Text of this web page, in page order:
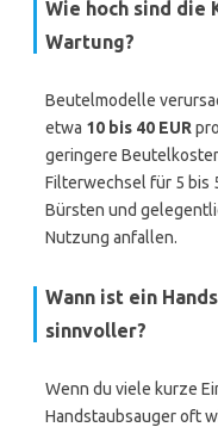
Wie hoch sind die
Wartung?
Beutelmodelle
etwa 10 bis 40 EUR
geringere
Filterwechsel für 5 bis
Bürsten und
Nutzung anfallen.
Wann ist ein
sinnvoller?
Wenn du viele kurze
Handstaubsauger oft